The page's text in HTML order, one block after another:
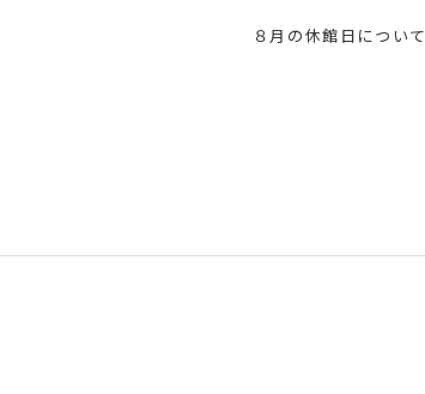
８月の休館日について